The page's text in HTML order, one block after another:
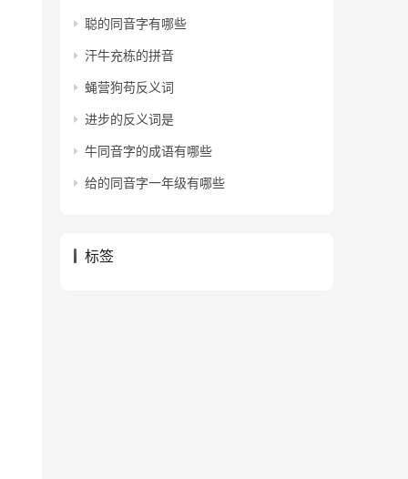
聪的同音字有哪些
汗牛充栋的拼音
蝇营狗苟反义词
进步的反义词是
牛同音字的成语有哪些
给的同音字一年级有哪些
标签